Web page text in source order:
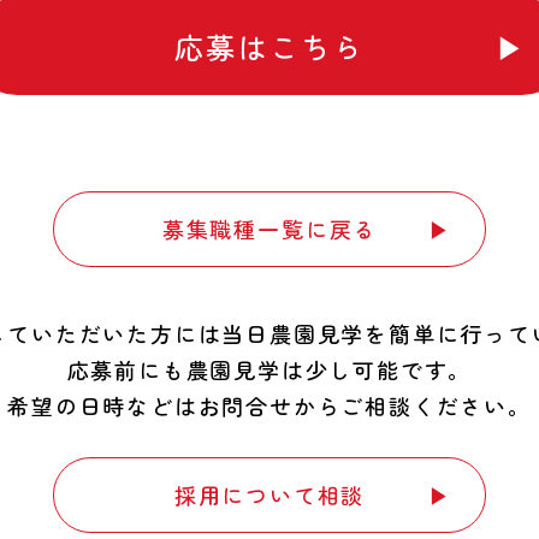
応募はこちら
募集職種一覧に戻る
いただいた方には当日農園見学を簡単に行っ
応募前にも農園見学は少し可能です。
希望の日時などはお問合せから ご相談ください。
採用について相談